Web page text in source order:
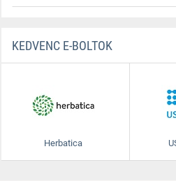
KEDVENC E-BOLTOK
Herbatica